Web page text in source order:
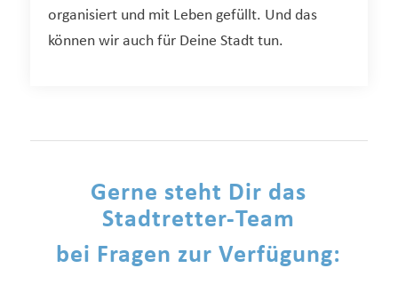
organisiert und mit Leben gefüllt. Und das
können wir auch für Deine Stadt tun.
Gerne steht Dir das
Stadtretter-Team
bei Fragen zur Verfügung: